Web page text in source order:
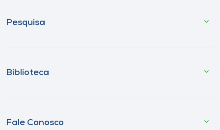
Pesquisa
Biblioteca
Fale Conosco